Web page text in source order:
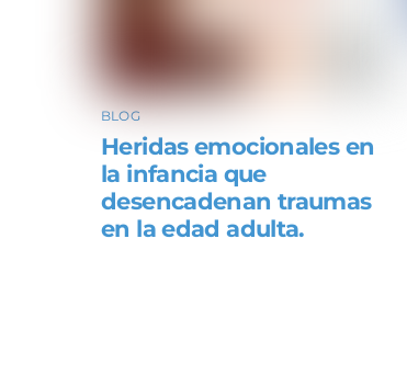
BLOG
Heridas emocionales en
la infancia que
desencadenan traumas
en la edad adulta.